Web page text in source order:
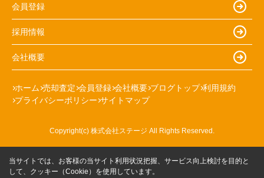
会員登録
採用情報
会社概要
ホーム 売却査定 会員登録 会社概要 ブログトップ 利用規約
プライバシーポリシー サイトマップ
Copyright(c) 株式会社ステージ All Rights Reserved.
当サイトでは、お客様の当サイト利用状況把握、サービス向上検討を目的と
して、クッキー（Cookie）を使用しています。